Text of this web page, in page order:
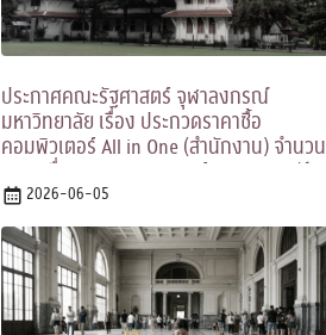
ประกาศคณะรัฐศาสตร์ จุฬาลงกรณ์
มหาวิทยาลัย เรื่อง ประกวดราคาซื้อ
คอมพิวเตอร์ All in One (สำนักงาน) จำนวน
๑๗ เครื่อง และคอมพิวเตอร์ All in One (ห้อง
ปฏิบัติการ) จำนวน ๑๐๐ เครื่อง ด้วยวิธี
ประกวดราคาอิเล็กทรอนิกส์ (e-bidding)
2026-06-05